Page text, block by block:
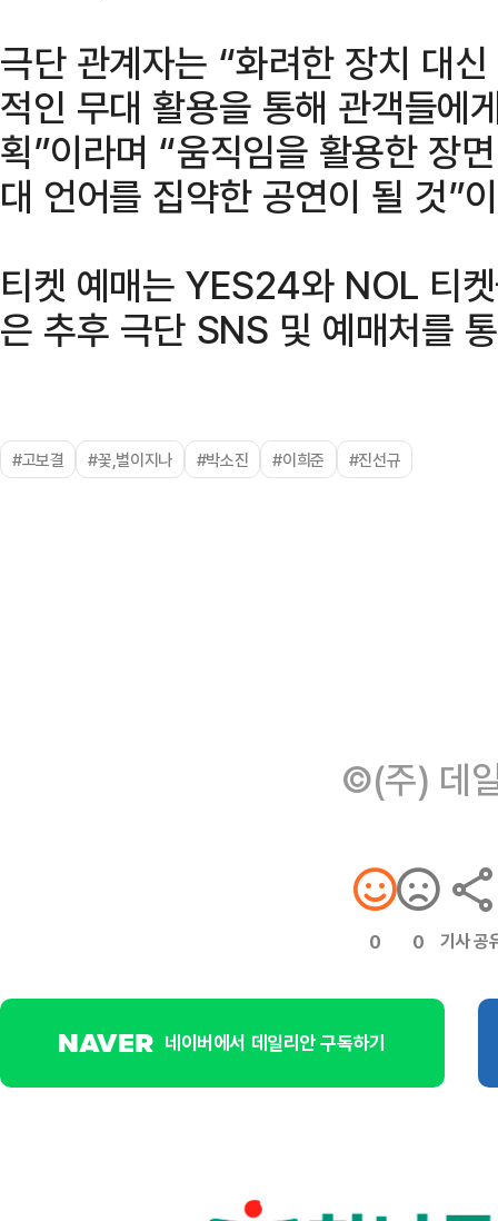
극단 관계자는 “화려한 장치 대
적인 무대 활용을 통해 관객들에
획”이라며 “움직임을 활용한 장
대 언어를 집약한 공연이 될 것”
티켓 예매는 YES24와 NOL 티
은 추후 극단 SNS 및 예매처를
#고보결 #꽃,별이지나 #박소진 #이희준 #진선규
©(주) 데
0 0 기사 공
네이버에서 데일리안 구독하기